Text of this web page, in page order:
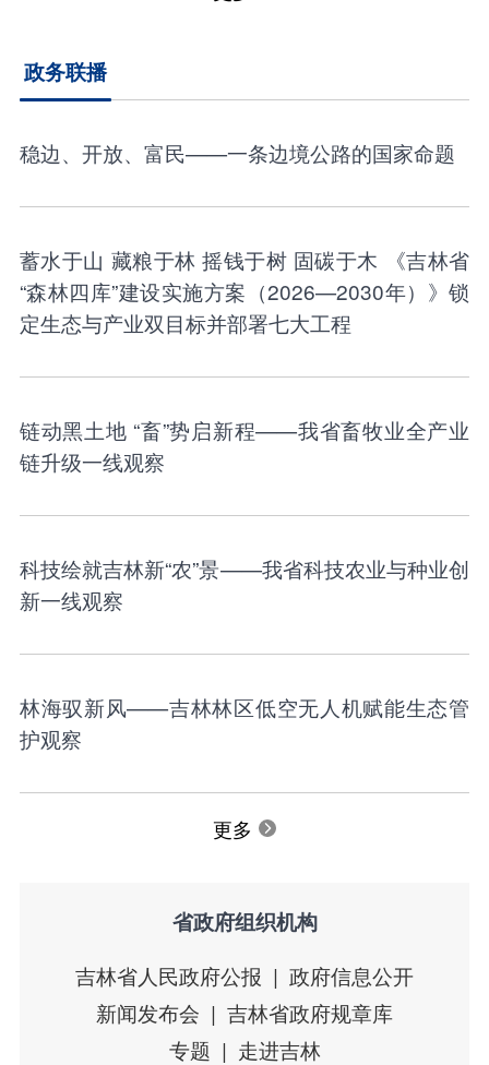
政务联播
稳边、开放、富民——一条边境公路的国家命题
蓄水于山 藏粮于林 摇钱于树 固碳于木 《吉林省
“森林四库”建设实施方案（2026—2030年）》锁
定生态与产业双目标并部署七大工程
链动黑土地 “畜”势启新程——我省畜牧业全产业
链升级一线观察
科技绘就吉林新“农”景——我省科技农业与种业创
新一线观察
林海驭新风——吉林林区低空无人机赋能生态管
护观察
更多
省政府组织机构
吉林省人民政府公报
政府信息公开
新闻发布会
吉林省政府规章库
专题
走进吉林